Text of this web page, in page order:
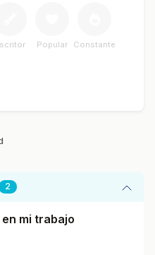
Popular Constante
2
mi trabajo